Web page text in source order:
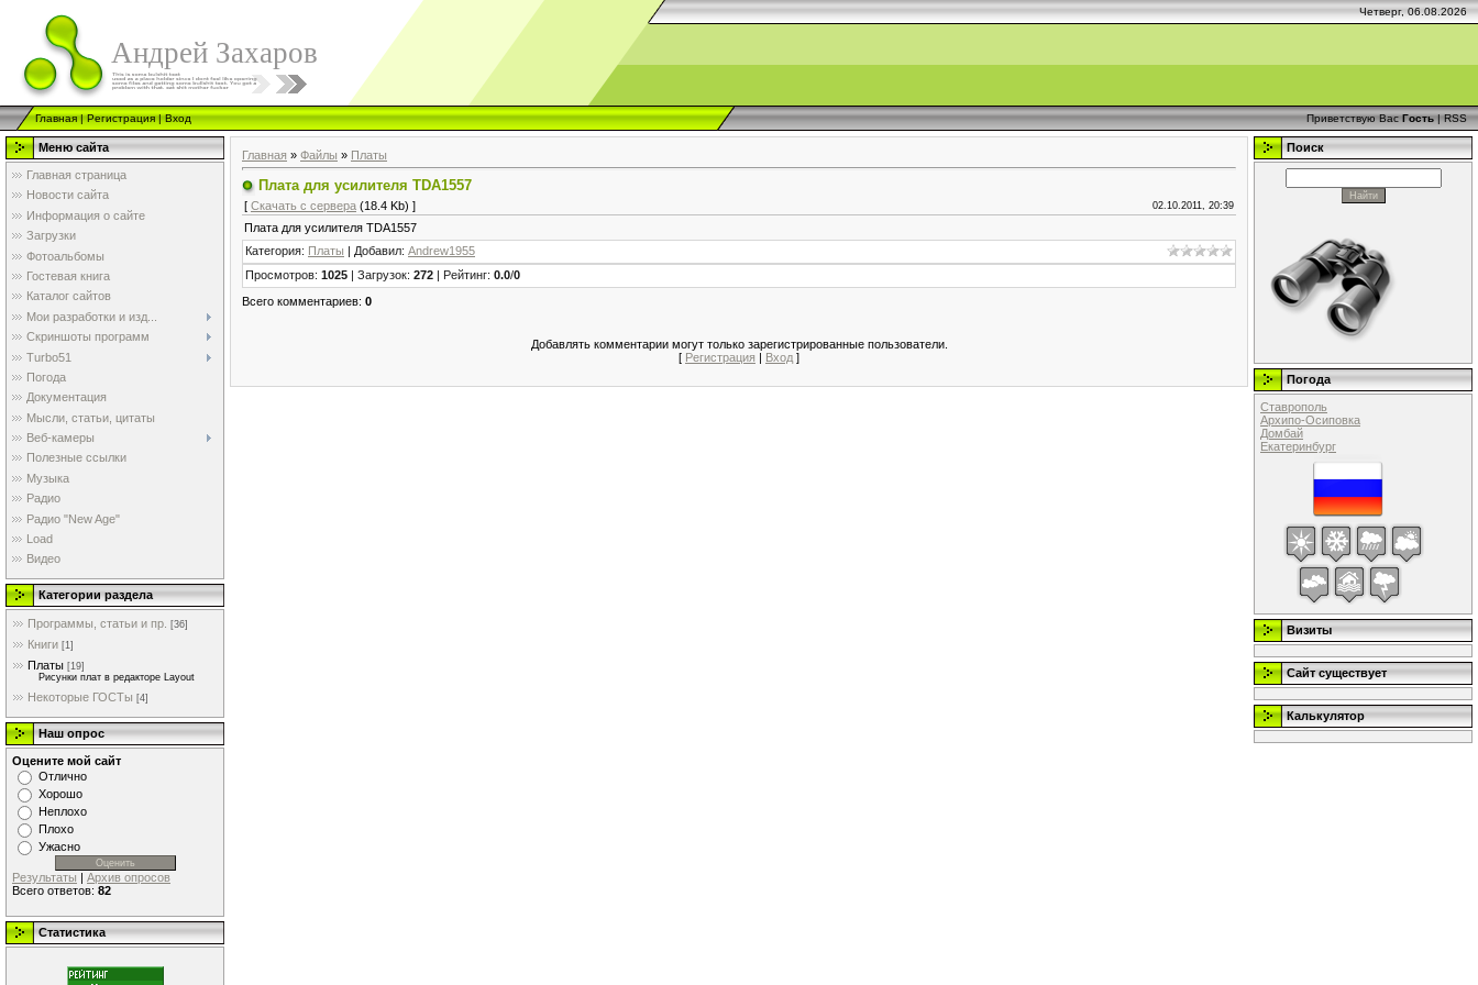
Четверг, 06.08.2026
Андрей Захаров
Главная|Регистрация|Вход Приветствую Вас Гость|RSS
Меню сайта
Главная страница
Новости сайта
Информация о сайте
Загрузки
Фотоальбомы
Гостевая книга
Каталог сайтов
Мои разработки и изд...
Скриншоты программ
Turbo51
Погода
Документация
Мысли, статьи, цитаты
Веб-камеры
Полезные ссылки
Музыка
Радио
Радио "New Age"
Load
Видео
Категории раздела
Программы, статьи и пр. [36]
Книги [1]
Платы [19]
Рисунки плат в редакторе Layout
Некоторые ГОСТы [4]
Наш опрос
Оцените мой сайт
Отлично
Хорошо
Неплохо
Плохо
Ужасно
Результаты | Архив опросов
Всего ответов: 82
Статистика
Главная » Файлы » Платы
Плата для усилителя TDA1557
[ Скачать с сервера (18.4 Kb) ] 02.10.2011, 20:39
Плата для усилителя TDA1557
Категория: Платы | Добавил: Andrew1955
Просмотров: 1025 | Загрузок: 272 | Рейтинг: 0.0/0
Всего комментариев: 0
Добавлять комментарии могут только зарегистрированные пользователи.
[ Регистрация | Вход ]
Поиск
Погода
Ставрополь
Архипо-Осиповка
Домбай
Екатеринбург
Визиты
Сайт существует
Калькулятор